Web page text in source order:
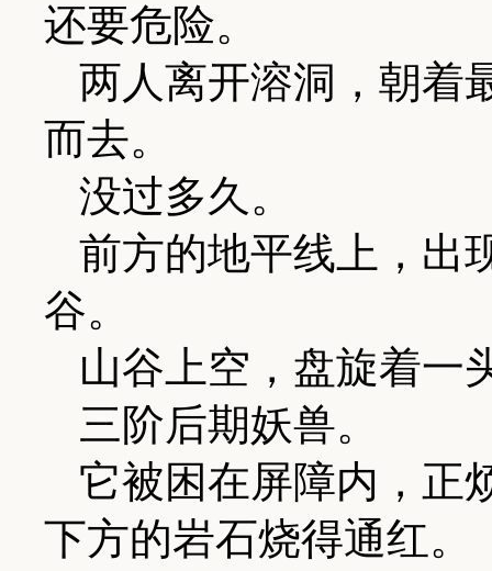
还要危险。
两人离开溶洞，朝着
而去。
没过多久。
前方的地平线上，出
谷。
山谷上空，盘旋着一
三阶后期妖兽。
它被困在屏障内，正
下方的岩石烧得通红。